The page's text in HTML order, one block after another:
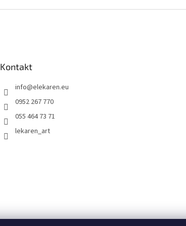
Kontakt
info@elekaren.eu
0952 267 770
055 464 73 71
lekaren_art